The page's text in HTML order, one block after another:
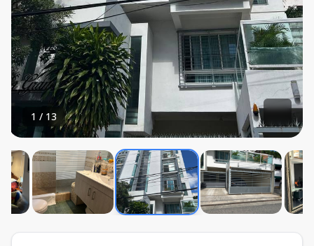
1 / 13